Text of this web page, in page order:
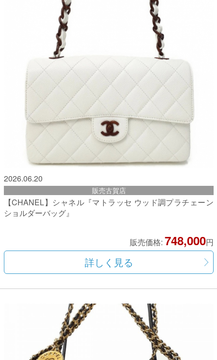
2026.06.20
販売古賀店
【CHANEL】シャネル『マトラッセ ウッド調プラチェーン
ショルダーバッグ』
販売価格: 748,000円
詳しく見る